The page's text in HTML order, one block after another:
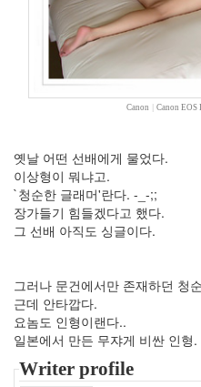
Canon Canon EOS
옛날 어떤 선배에게 물었다.
이상형이 뭐냐고.
`청순한 글래머'란다. -_-;;
장가들기 힘들겠다고 했다.
그 선배 아직도 싱글이다.
그러나 문건에서만 존재하던 청
근데 안타깝다.
요놈도 인형이랜다..
일본에서 만든 무쟈게 비싼 인형.
Writer profile
2005
월
3
2005
년
12
2006
년
292
2006
년
1